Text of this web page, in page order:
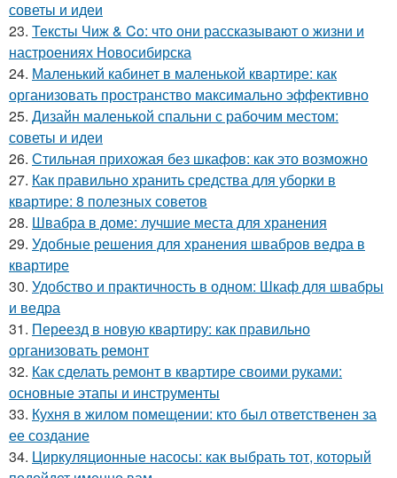
советы и идеи
23. Тексты Чиж & Co: что они рассказывают о жизни и
настроениях Новосибирска
24. Маленький кабинет в маленькой квартире: как
организовать пространство максимально эффективно
25. Дизайн маленькой спальни с рабочим местом:
советы и идеи
26. Стильная прихожая без шкафов: как это возможно
27. Как правильно хранить средства для уборки в
квартире: 8 полезных советов
28. Швабра в доме: лучшие места для хранения
29. Удобные решения для хранения швабров ведра в
квартире
30. Удобство и практичность в одном: Шкаф для швабры
и ведра
31. Переезд в новую квартиру: как правильно
организовать ремонт
32. Как сделать ремонт в квартире своими руками:
основные этапы и инструменты
33. Кухня в жилом помещении: кто был ответственен за
ее создание
34. Циркуляционные насосы: как выбрать тот, который